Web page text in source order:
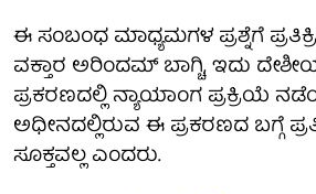
ಈ ಸಂಬಂಧ ಮಾಧ್ಯಮಗಳ ಪ್ರಶ್ನೆಗೆ
ವಕ್ತಾರ ಅರಿಂದಮ್ ಬಾಗ್ಚಿ, ಇದು
ಪ್ರಕರಣದಲ್ಲಿ ನ್ಯಾಯಾಂಗ ಪ್ರಕ್ರಿಯೆ
ಅಧೀನದಲ್ಲಿರುವ ಈ ಪ್ರಕರಣದ ಬಗ್ಗೆ
ಸೂಕ್ತವಲ್ಲ ಎಂದರು.